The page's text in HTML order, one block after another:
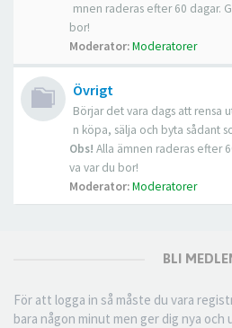
mnen raderas efter 60 dagar.
bor!
Moderator:Moderatorer
Övrigt
Börjar det vara dags att rensa
n köpa, sälja och byta sådant
Obs! Alla ämnen raderas efter
va var du bor!
Moderator:Moderatorer
BLI
För att logga in så måste du vara
bara någon minut men ger dig nya